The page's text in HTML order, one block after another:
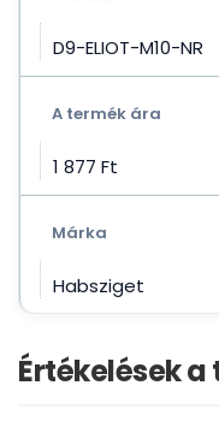
D9-ELIOT-M10-NR
A termék ára
1 877 Ft‎
Márka
Habsziget
Értékelések